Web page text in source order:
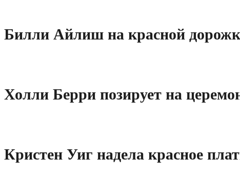
Билли Айлиш на красной
Холли Берри позирует на
Кристен Уиг надела красное